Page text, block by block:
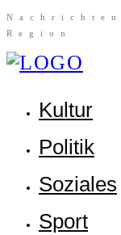
Region
Kul­tur
Poli­tik
Sozia­les
Sport